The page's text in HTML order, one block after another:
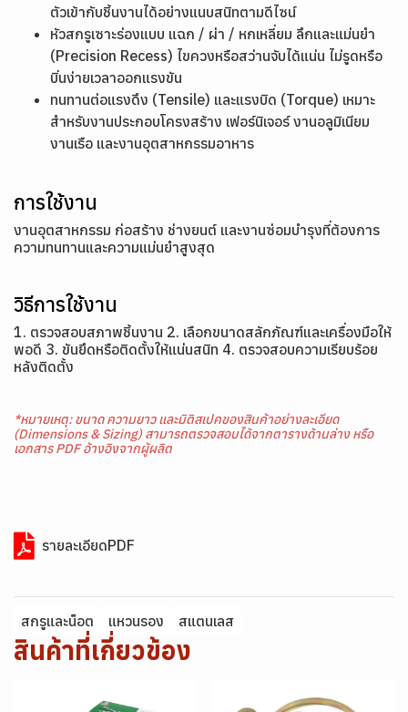
ตัวเข้ากับชิ้นงานได้อย่างแนบสนิทตามดีไซน์
หัวสกรูเซาะร่องแบบ แฉก / ผ่า / หกเหลี่ยม ลึกและแม่นยำ
(Precision Recess) ไขควงหรือสว่านจับได้แน่น ไม่รูดหรือ
บิ่นง่ายเวลาออกแรงขัน
ทนทานต่อแรงดึง (Tensile) และแรงบิด (Torque) เหมาะ
สำหรับงานประกอบโครงสร้าง เฟอร์นิเจอร์ งานอลูมิเนียม
งานเรือ และงานอุตสาหกรรมอาหาร
การใช้งาน
งานอุตสาหกรรม ก่อสร้าง ช่างยนต์ และงานซ่อมบำรุงที่ต้องการ
ความทนทานและความแม่นยำสูงสุด
วิธีการใช้งาน
1. ตรวจสอบสภาพชิ้นงาน 2. เลือกขนาดสลักภัณฑ์และเครื่องมือให้
พอดี 3. ขันยึดหรือติดตั้งให้แน่นสนิท 4. ตรวจสอบความเรียบร้อย
หลังติดตั้ง
*หมายเหตุ: ขนาด ความยาว และมิติสเปคของสินค้าอย่างละเอียด
(Dimensions & Sizing) สามารถตรวจสอบได้จากตารางด้านล่าง หรือ
เอกสาร PDF อ้างอิงจากผู้ผลิต
รายละเอียดPDF
สกรูและน็อต แหวนรอง สแตนเลส
สินค้าที่เกี่ยวข้อง